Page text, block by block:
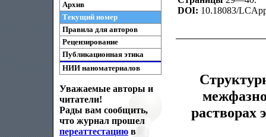
Архив
Текущий номер
Правила для авторов
Рецензирование
Публикационная этика
НИИ наноматериалов
Уважаемые авторы и
читатели!
Рады вам сообщить,
что журнал прошел
переаттестацию в
DOI: 10.18083/
растворах